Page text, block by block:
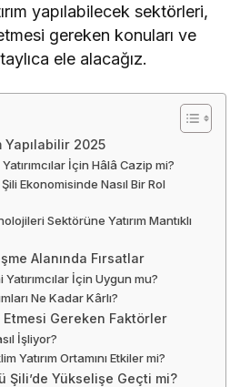
yapılabilecek sektörleri,
gereken konuları ve
ele alacağız.
Yapılabilir 2025
İçin Hâlâ Cazip mi?
Ekonomisinde Nasıl Bir Rol
Sektörüne Yatırım Mantıklı
Alanında Fırsatlar
İçin Uygun mu?
Ne Kadar Kârlı?
Etmesi Gereken Faktörler
İşliyor?
Yatırım Ortamını Etkiler mi?
Şili’de Yükselişe Geçti mi?